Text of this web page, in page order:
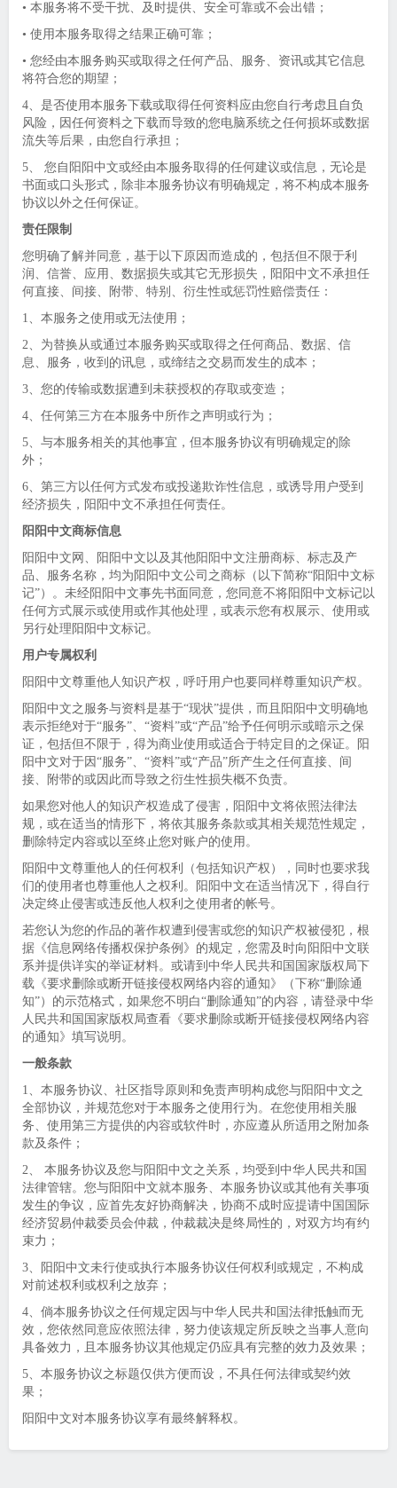
• 本服务将不受干扰、及时提供、安全可靠或不会出错；
• 使用本服务取得之结果正确可靠；
• 您经由本服务购买或取得之任何产品、服务、资讯或其它信息
将符合您的期望；
4、是否使用本服务下载或取得任何资料应由您自行考虑且自负
风险，因任何资料之下载而导致的您电脑系统之任何损坏或数据
流失等后果，由您自行承担；
5、 您自阳阳中文或经由本服务取得的任何建议或信息，无论是
书面或口头形式，除非本服务协议有明确规定，将不构成本服务
协议以外之任何保证。
责任限制
您明确了解并同意，基于以下原因而造成的，包括但不限于利
润、信誉、应用、数据损失或其它无形损失，阳阳中文不承担任
何直接、间接、附带、特别、衍生性或惩罚性赔偿责任：
1、本服务之使用或无法使用；
2、为替换从或通过本服务购买或取得之任何商品、数据、信
息、服务，收到的讯息，或缔结之交易而发生的成本；
3、您的传输或数据遭到未获授权的存取或变造；
4、任何第三方在本服务中所作之声明或行为；
5、与本服务相关的其他事宜，但本服务协议有明确规定的除
外；
6、第三方以任何方式发布或投递欺诈性信息，或诱导用户受到
经济损失，阳阳中文不承担任何责任。
阳阳中文商标信息
阳阳中文网、阳阳中文以及其他阳阳中文注册商标、标志及产
品、服务名称，均为阳阳中文公司之商标（以下简称“阳阳中文标
记”）。未经阳阳中文事先书面同意，您同意不将阳阳中文标记以
任何方式展示或使用或作其他处理，或表示您有权展示、使用或
另行处理阳阳中文标记。
用户专属权利
阳阳中文尊重他人知识产权，呼吁用户也要同样尊重知识产权。
阳阳中文之服务与资料是基于“现状”提供，而且阳阳中文明确地
表示拒绝对于“服务”、“资料”或“产品”给予任何明示或暗示之保
证，包括但不限于，得为商业使用或适合于特定目的之保证。阳
阳中文对于因“服务”、“资料”或“产品”所产生之任何直接、间
接、附带的或因此而导致之衍生性损失概不负责。
如果您对他人的知识产权造成了侵害，阳阳中文将依照法律法
规，或在适当的情形下，将依其服务条款或其相关规范性规定，
删除特定内容或以至终止您对账户的使用。
阳阳中文尊重他人的任何权利（包括知识产权），同时也要求我
们的使用者也尊重他人之权利。阳阳中文在适当情况下，得自行
决定终止侵害或违反他人权利之使用者的帐号。
若您认为您的作品的著作权遭到侵害或您的知识产权被侵犯，根
据《信息网络传播权保护条例》的规定，您需及时向阳阳中文联
系并提供详实的举证材料。或请到中华人民共和国国家版权局下
载《要求删除或断开链接侵权网络内容的通知》（下称“删除通
知”）的示范格式，如果您不明白“删除通知”的内容，请登录中华
人民共和国国家版权局查看《要求删除或断开链接侵权网络内容
的通知》填写说明。
一般条款
1、本服务协议、社区指导原则和免责声明构成您与阳阳中文之
全部协议，并规范您对于本服务之使用行为。在您使用相关服
务、使用第三方提供的内容或软件时，亦应遵从所适用之附加条
款及条件；
2、 本服务协议及您与阳阳中文之关系，均受到中华人民共和国
法律管辖。您与阳阳中文就本服务、本服务协议或其他有关事项
发生的争议，应首先友好协商解决，协商不成时应提请中国国际
经济贸易仲裁委员会仲裁，仲裁裁决是终局性的，对双方均有约
束力；
3、阳阳中文未行使或执行本服务协议任何权利或规定，不构成
对前述权利或权利之放弃；
4、倘本服务协议之任何规定因与中华人民共和国法律抵触而无
效，您依然同意应依照法律，努力使该规定所反映之当事人意向
具备效力，且本服务协议其他规定仍应具有完整的效力及效果；
5、本服务协议之标题仅供方便而设，不具任何法律或契约效
果；
阳阳中文对本服务协议享有最终解释权。